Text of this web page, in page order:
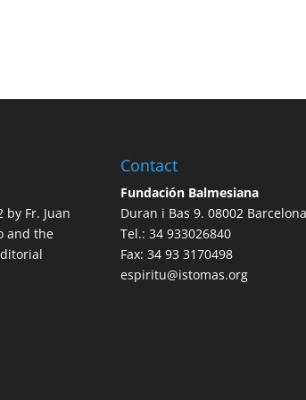
Fr. Juan
and the
Contact
Fundación Balmesiana
Duran i Bas 9. 08002
Tel.: 34 933026840
Fax: 34 93 3170498
espiritu@istomas.org